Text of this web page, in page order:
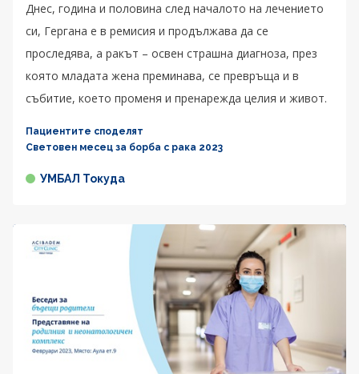
Днес, година и половина след началото на лечението
си, Гергана е в ремисия и продължава да се
проследява, а ракът – освен страшна диагноза, през
която младата жена преминава, се превръща и в
събитие, което променя и пренарежда целия и живот.
Пациентите споделят
Световен месец за борба с рака 2023
УМБАЛ Токуда